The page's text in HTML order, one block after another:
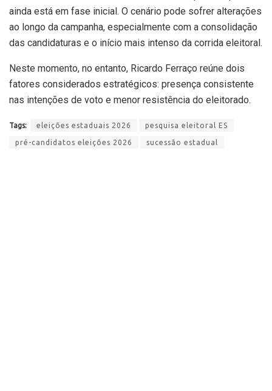
ainda está em fase inicial. O cenário pode sofrer alterações
ao longo da campanha, especialmente com a consolidação
das candidaturas e o início mais intenso da corrida eleitoral.
Neste momento, no entanto, Ricardo Ferraço reúne dois
fatores considerados estratégicos: presença consistente
nas intenções de voto e menor resistência do eleitorado.
Tags: eleições estaduais 2026 pesquisa eleitoral ES
pré-candidatos eleições 2026 sucessão estadual